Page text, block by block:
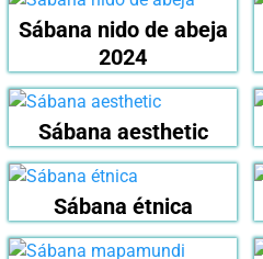
Sábana nido de abeja
2024
Sábana aesthetic
Sábana étnica